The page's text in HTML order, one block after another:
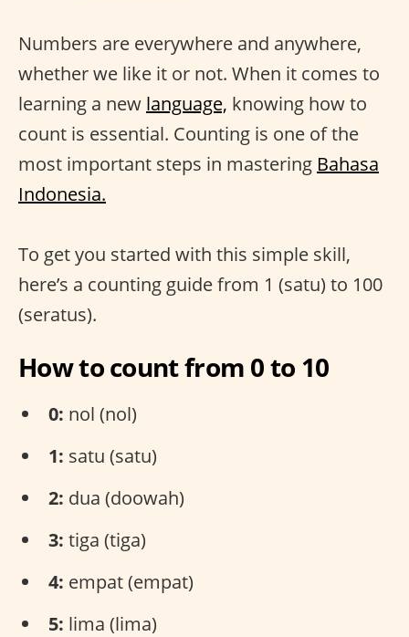
Numbers are everywhere and anywhere,
whether we like it or not. When it comes to
learning a new language, knowing how to
count is essential. Counting is one of the
most important steps in mastering Bahasa
Indonesia.
To get you started with this simple skill,
here’s a counting guide from 1 (satu) to 100
(seratus).
How to count from 0 to 10
0: nol (nol)
1: satu (satu)
2: dua (doowah)
3: tiga (tiga)
4: empat (empat)
5: lima (lima)